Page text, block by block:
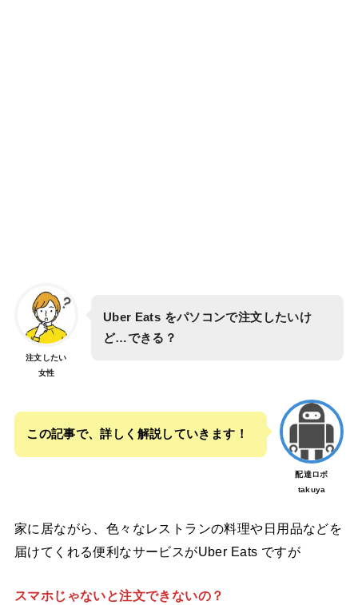
注文したい
女性
Uber Eats をパソコンで注文したいけ
ど…できる？
配達ロボ
takuya
この記事で、詳しく解説していきます！
家に居ながら、色々なレストランの料理や日用品などを
届けてくれる便利なサービスがUber Eats ですが
スマホじゃないと注文できないの？